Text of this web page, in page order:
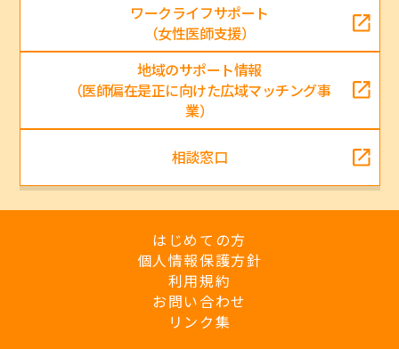
ワークライフサポート
（女性医師支援）
地域のサポート情報
（医師偏在是正に向けた広域マッチング事
業）
相談窓口
はじめての方
個人情報保護方針
利用規約
お問い合わせ
リンク集